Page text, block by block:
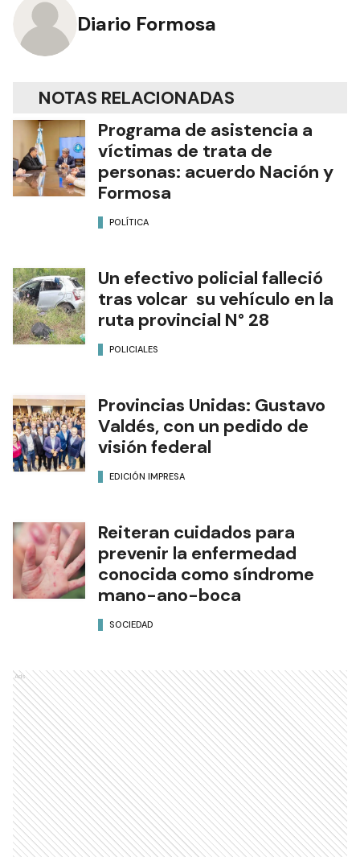
Diario Formosa
NOTAS RELACIONADAS
Programa de asistencia a
víctimas de trata de
personas: acuerdo Nación y
Formosa
POLÍTICA
Un efectivo policial falleció
tras volcar su vehículo en la
ruta provincial N° 28
POLICIALES
Provincias Unidas: Gustavo
Valdés, con un pedido de
visión federal
EDICIÓN IMPRESA
Reiteran cuidados para
prevenir la enfermedad
conocida como síndrome
mano-ano-boca
SOCIEDAD
Ads